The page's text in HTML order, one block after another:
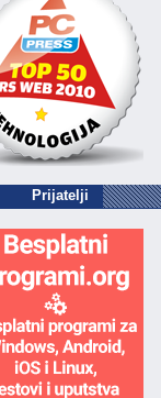
Prijatelji